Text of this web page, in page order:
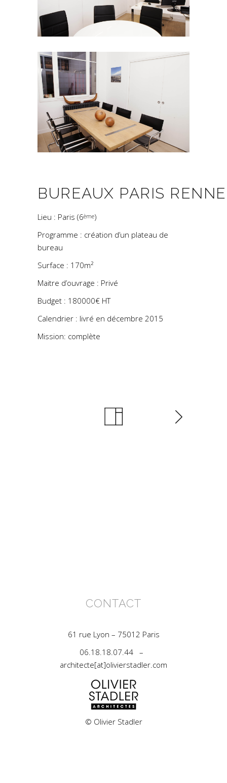
BUREAUX PARIS
Lieu : Paris (6ème)
Programme : création d’un plateau de
bureau
Surface : 170m²
Maitre d’ouvrage : Privé
Budget : 180000€ HT
Calendrier : livré en décembre 2015
Mission: complète
CONTACT
61 rue Lyon – 75012 Paris
06.18.18.07.44 –
architecte[at]olivierstadler.com
© Olivier Stadler